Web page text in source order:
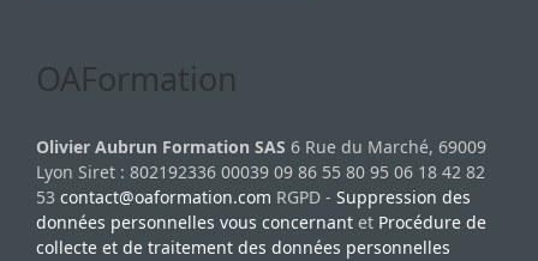
OAFormation
Olivier Aubrun Formation SAS 6 Rue du Marché, 69009
Lyon Siret : 802192336 00039 09 86 55 80 95 06 18 42 82
53 contact@oaformation.com RGPD - Suppression des
données personnelles vous concernant et Procédure de
collecte et de traitement des données personnelles